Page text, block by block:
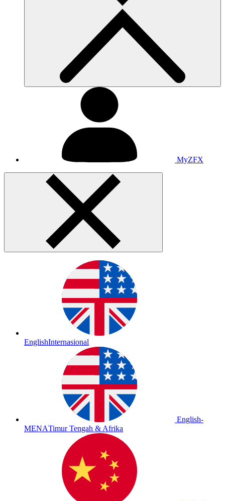
MyZFX
EnglishInternasional
English-
MENATimur Tengah & Afrika